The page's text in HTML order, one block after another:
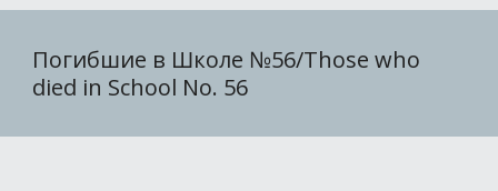
Погибшие в Школе №56/Those who
died in School No. 56